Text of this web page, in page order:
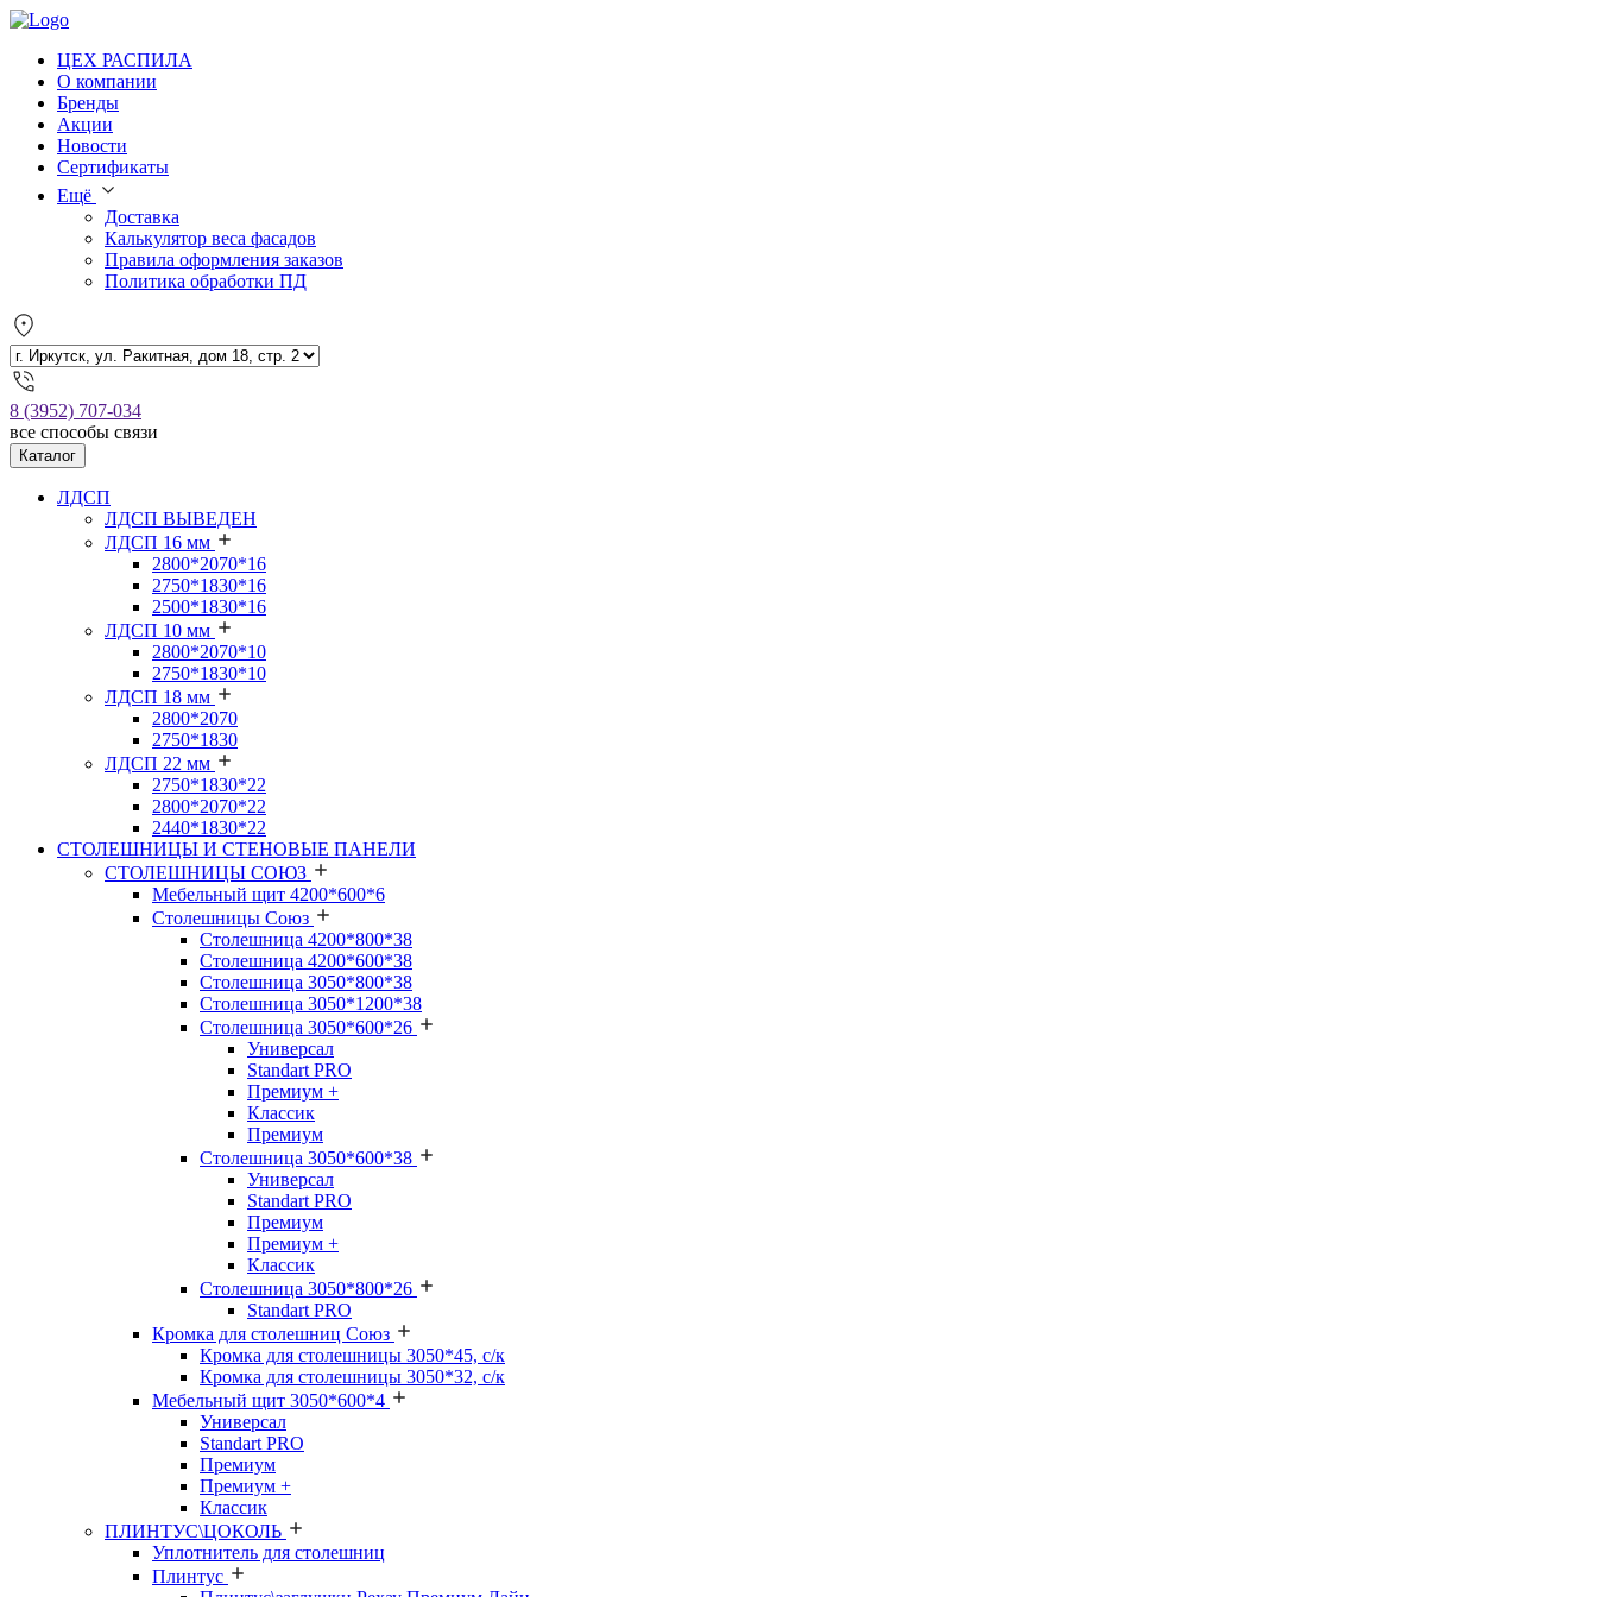
ЦЕХ РАСПИЛА
О компании
Бренды
Акции
Новости
Сертификаты
Ещё
Доставка
Калькулятор веса фасадов
Правила оформления заказов
Политика обработки ПД
8 (3952) 707-034
все способы связи
Каталог
ЛДСП
ЛДСП ВЫВЕДЕН
ЛДСП 16 мм
2800*2070*16
2750*1830*16
2500*1830*16
ЛДСП 10 мм
2800*2070*10
2750*1830*10
ЛДСП 18 мм
2800*2070
2750*1830
ЛДСП 22 мм
2750*1830*22
2800*2070*22
2440*1830*22
СТОЛЕШНИЦЫ И СТЕНОВЫЕ ПАНЕЛИ
СТОЛЕШНИЦЫ СОЮЗ
Мебельный щит 4200*600*6
Столешницы Союз
Столешница 4200*800*38
Столешница 4200*600*38
Столешница 3050*800*38
Столешница 3050*1200*38
Столешница 3050*600*26
Универсал
Standart PRO
Премиум +
Классик
Премиум
Столешница 3050*600*38
Универсал
Standart PRO
Премиум
Премиум +
Классик
Столешница 3050*800*26
Standart PRO
Кромка для столешниц Союз
Кромка для столешницы 3050*45, с/к
Кромка для столешницы 3050*32, с/к
Мебельный щит 3050*600*4
Универсал
Standart PRO
Премиум
Премиум +
Классик
ПЛИНТУС\ЦОКОЛЬ
Уплотнитель для столешниц
Плинтус